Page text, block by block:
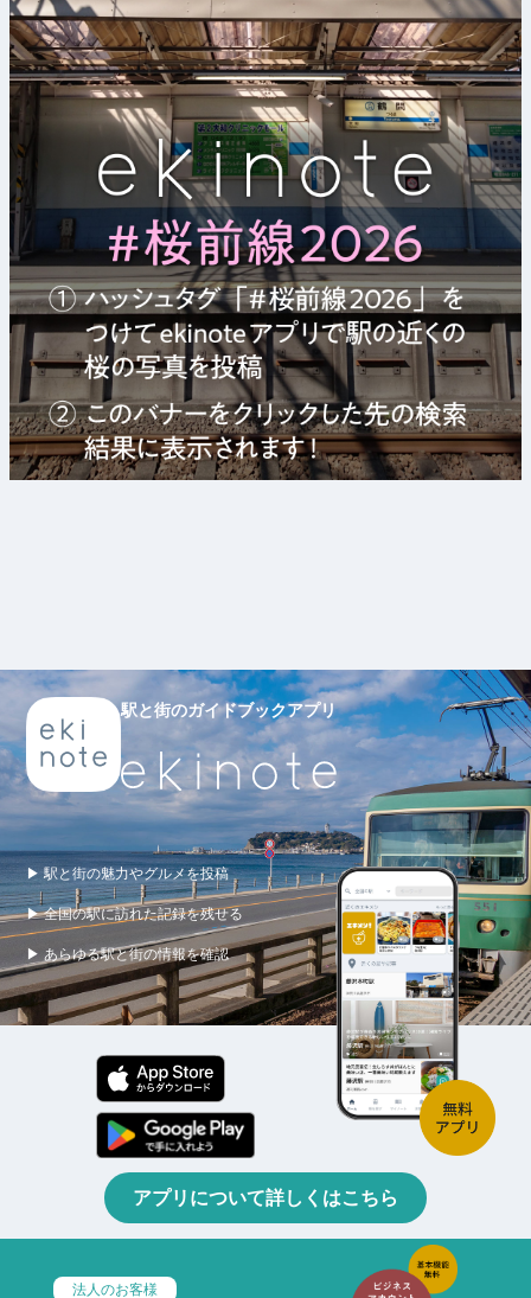
駅と街のガイドブックアプリ
▶ 駅と街の魅力やグルメを投稿
▶ 全国の駅に訪れた記録を残せる
▶ あらゆる駅と街の情報を確認
アプリについて詳しくはこちら
法人のお客様